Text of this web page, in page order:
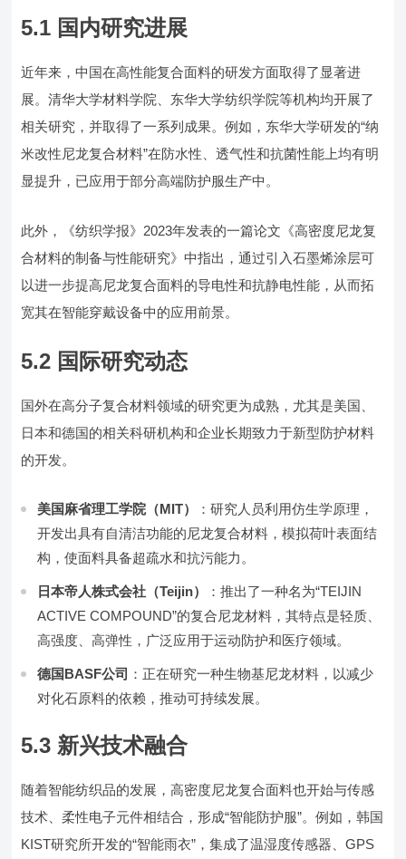
5.1 国内研究进展
近年来，中国在高性能复合面料的研发方面取得了显著进
展。清华大学材料学院、东华大学纺织学院等机构均开展了
相关研究，并取得了一系列成果。例如，东华大学研发的“纳
米改性尼龙复合材料”在防水性、透气性和抗菌性能上均有明
显提升，已应用于部分高端防护服生产中。
此外，《纺织学报》2023年发表的一篇论文《高密度尼龙复
合材料的制备与性能研究》中指出，通过引入石墨烯涂层可
以进一步提高尼龙复合面料的导电性和抗静电性能，从而拓
宽其在智能穿戴设备中的应用前景。
5.2 国际研究动态
国外在高分子复合材料领域的研究更为成熟，尤其是美国、
日本和德国的相关科研机构和企业长期致力于新型防护材料
的开发。
美国麻省理工学院（MIT）
：研究人员利用仿生学原理，
开发出具有自清洁功能的尼龙复合材料，模拟荷叶表面结
构，使面料具备超疏水和抗污能力。
日本帝人株式会社（Teijin）
：推出了一种名为“TEIJIN
ACTIVE COMPOUND”的复合尼龙材料，其特点是轻质、
高强度、高弹性，广泛应用于运动防护和医疗领域。
德国BASF公司 ：正在研究一种生物基尼龙材料，以减少
对化石原料的依赖，推动可持续发展。
5.3 新兴技术融合
随着智能纺织品的发展，高密度尼龙复合面料也开始与传感
技术、柔性电子元件相结合，形成“智能防护服”。例如，韩国
KIST研究所开发的“智能雨衣”，集成了温湿度传感器、GPS